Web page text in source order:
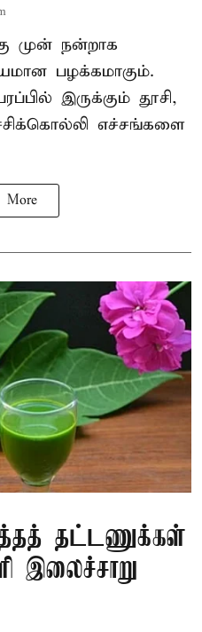
முன் நன்றாக
பழக்கமாகும்.
இருக்கும் தூசி,
எச்சங்களை
More
தட்டணுக்கள்
இலைச்சாறு